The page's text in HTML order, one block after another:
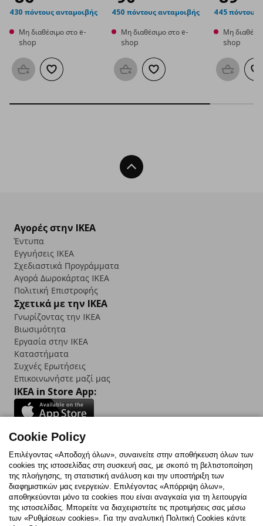
430 πόντους ανταμοιβής
Μη διαθέσιμο στο e-
shop
Προσθήκη στο καλάθι
Προσθήκη στα αγαπημένα
450 πόντους ανταμοιβής
Μη διαθέσιμο στο e-
shop
Προσθήκη στο καλάθι
Προσθήκη στα αγαπημένα
445 πόντους
Μη
shop
Back To Top
Αγορές στην IKEA
Έντυπα
Εγγυήσεις IKEA
Σχεδιαστικά Προγράμματα
Αγορά Δωρoκάρτας IKEA
Πολιτική Επιστροφής
Σχετικά με την IKEA
Γνωρίζοντας την IKEA
Βιωσιμότητα
Εργασία στην IKEA
Καταστήματα
Συχνές Ερωτήσεις
Επικοινωνήστε μαζί μας
IKEA in Store App:
Follow us:
FacebookInstagram
TikTokYoutubePinterestTwitter
Cookie Policy
Επιλέγοντας «Αποδοχή όλων», συναινείτε στην αποθήκευση όλων των
cookies της ιστοσελίδας στη συσκευή σας, με σκοπό τη βελτιστοποίηση
της πλοήγησης, τη στατιστική ανάλυση και την υποστήριξη των
διαφημιστικών μας ενεργειών. Επιλέγοντας «Απόρριψη όλων»,
αποθηκεύονται μόνο τα cookies που είναι αναγκαία για τη λειτουργία
της ιστοσελίδας. Μπορείτε να διαχειριστείτε τις προτιμήσεις σας μέσω
των «Ρυθμίσεων cookies». Για την αναλυτική Πολιτική Cookies κάντε